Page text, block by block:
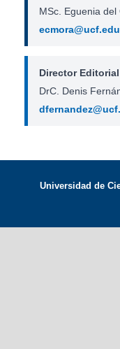
MSc. Eguenia
Director Editorial
DrC. Denis
Universidad de